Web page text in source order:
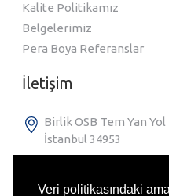
Veri politikasındaki
Kalite Politikamız
Belgelerimiz
Pera Boya Referanslar
İletişim
Birlik OSB Tem Yan Yol
İstanbul 34953